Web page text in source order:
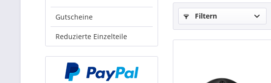
Gutscheine
Reduzierte Einzelteile
Filtern